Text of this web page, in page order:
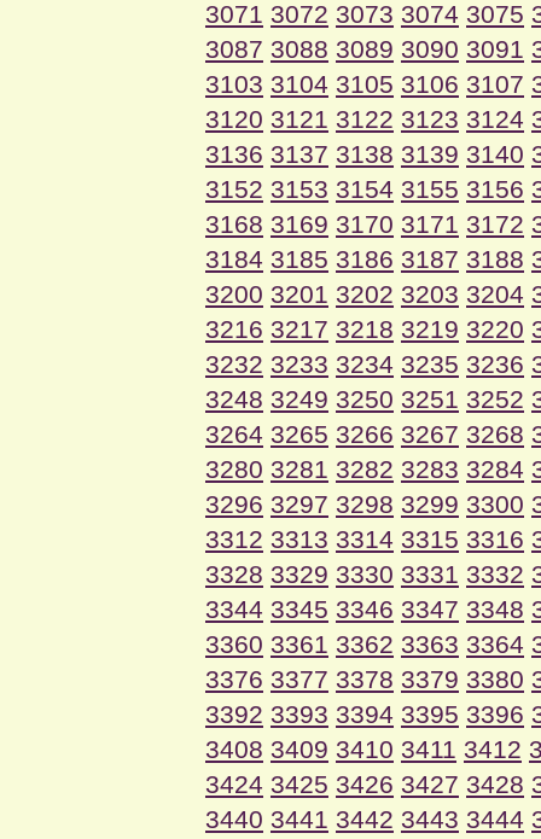
3071 3072 3073 3074 3075
3087 3088 3089 3090 3091
3103 3104 3105 3106 3107
3120 3121 3122 3123 3124
3136 3137 3138 3139 3140
3152 3153 3154 3155 3156
3168 3169 3170 3171 3172
3184 3185 3186 3187 3188
3200 3201 3202 3203 3204
3216 3217 3218 3219 3220
3232 3233 3234 3235 3236
3248 3249 3250 3251 3252
3264 3265 3266 3267 3268
3280 3281 3282 3283 3284
3296 3297 3298 3299 3300
3312 3313 3314 3315 3316
3328 3329 3330 3331 3332
3344 3345 3346 3347 3348
3360 3361 3362 3363 3364
3376 3377 3378 3379 3380
3392 3393 3394 3395 3396
3408 3409 3410 3411 3412
3424 3425 3426 3427 3428
3440 3441 3442 3443 3444